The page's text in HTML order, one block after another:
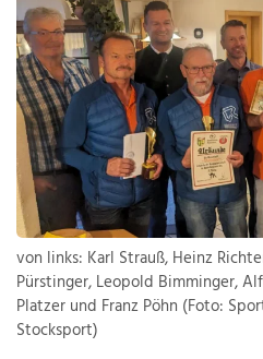
von links: Karl Strauß, Heinz
Pürstinger, Leopold Bimminger,
Platzer und Franz Pöhn (Foto:
Stocksport)